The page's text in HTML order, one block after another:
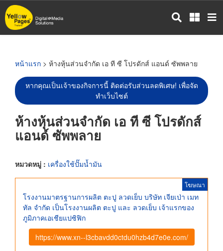
ข้าม
ไป
หน้าแรก > ห้างหุ้นส่วนจำกัด เอ ที ซี โปรดักส์ แอนด์ ซัพพลาย
หากคุณเป็นเจ้าของกิจการนี้ ติดต่อรับส่วนลดพิเศษ! เพื่อจัด
ทำเว็บไซต์
ห้างหุ้นส่วนจำกัด เอ ที ซี โปรดักส์
แอนด์ ซัพพลาย
หมวดหมู่ : เครื่องใช้ปั๊มน้ำมัน
โฆษณา
โรงงานมาตรฐานการผลิต ตะปู ลวดเย็บ บริษัท เจียเป่า เมท
ทัล จำกัด เป็นโรงงานผลิต ตะปู และ ลวดเย็บ เจ้าแรกของ
ภูมิภาคเอเชียแปซิฟิก
https://www.xn--l3cbavdd0ctdu0hzb4d7e0e.com/